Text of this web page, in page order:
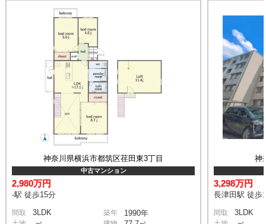
神奈川県横浜市都筑区荏田東3丁目
中古マンション
2,980万円
-駅 徒歩15分
間取 3LDK 築年 1990年
神
3,298万円
長津田駅 徒歩
間取 3LDK